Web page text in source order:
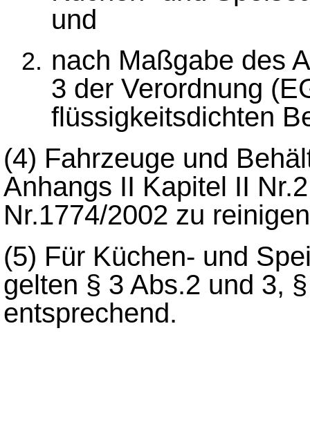
und
nach Maßgabe des
3 der Verordnung
flüssigkeitsdichten
(4) Fahrzeuge und
Anhangs II Kapitel II
Nr.1774/2002 zu
(5) Für Küchen- und
gelten § 3 Abs.2 und 3,
entsprechend.